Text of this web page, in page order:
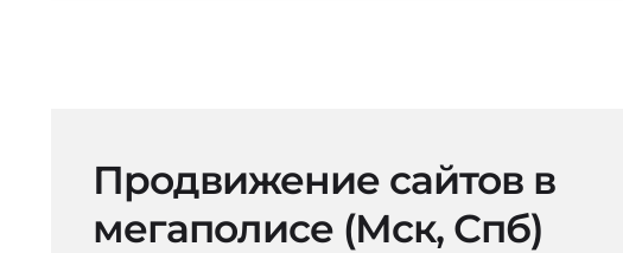
Продвижение сайтов в
мегаполисе (Мск, Спб)